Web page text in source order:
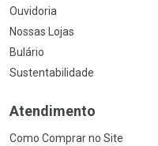
Ouvidoria
Nossas Lojas
Bulário
Sustentabilidade
Atendimento
Como Comprar no Site